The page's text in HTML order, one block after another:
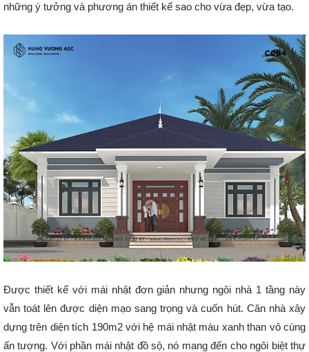
những ý tưởng và phương án thiết kế sao cho vừa đẹp, vừa tạo.
Được thiết kế với mái nhật đơn giản nhưng ngôi nhà 1 tầng này
vẫn toát lên được diện mạo sang trọng và cuốn hút. Căn nhà xây
dựng trên diện tích 190m2 với hệ mái nhật màu xanh than vô cùng
ấn tượng. Với phần mái nhật đồ sộ, nó mang đến cho ngôi biệt thự